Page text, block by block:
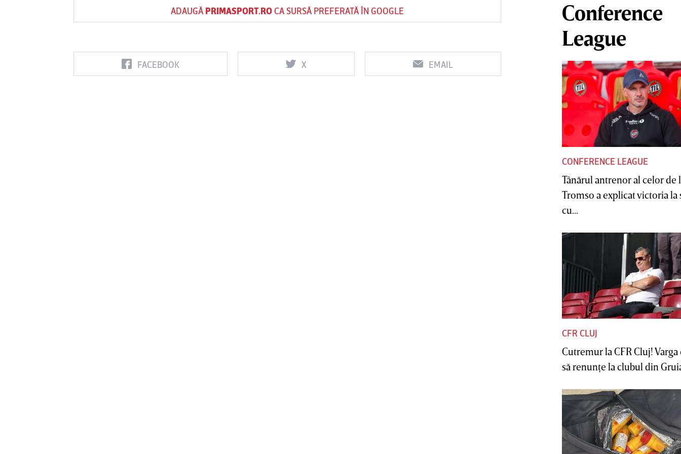
ADAUGĂ PRIMASPORT.ROCA SURSĂ PREFERATĂ ÎN GOOGLE
FACEBOOK X EMAIL
Conference
League
CONFERENCE LEAGUE
Tânărul antrenor al celor de
Tromso a explicat victoria la
cu...
CFR CLUJ
Cutremur la CFR Cluj! Varga
să renunţe la clubul din